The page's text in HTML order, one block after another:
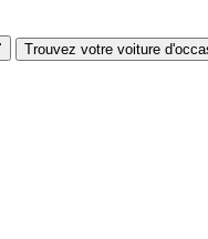
Trouvez votre voiture